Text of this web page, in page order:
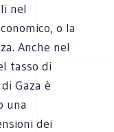
nel
o la
Anche nel
tasso di
Gaza è
una
dei